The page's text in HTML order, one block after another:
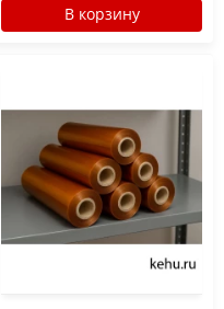
В корзину